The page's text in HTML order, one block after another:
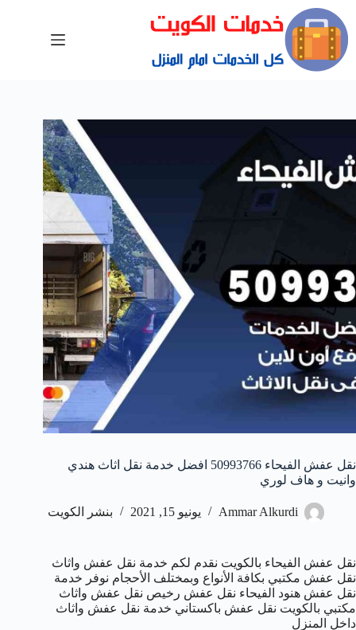
نقل عفش الفيحاء 50993766 افضل خدمة نقل اثاث هندي
وانيت و هاف لوري
Ammar Alkurdi يونيو 15, 2021 بنشر الكويت
نقل عفش الفيحاء بالكويت نقدم لكم خدمة نقل عفش واثاث
نقل عفش مكتبي بكافة الأنواع وبمختلف الأحجام نوفر خدمة
نقل عفش هنود الفيحاء نقل عفش رخيص نقل عفش واثاث
مكتبي بالكويت نقل عفش باكستاني خدمة نقل عفش واثاث
داخل المنزل